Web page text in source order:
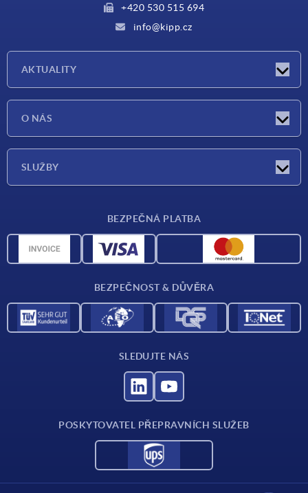
+420 530 515 694
info@kipp.cz
AKTUALITY
O NÁS
SLUŽBY
CAD data
BEZPEČNÁ PLATBA
BEZPEČNOST & DŮVĚRA
SLEDUJTE NÁS
POSKYTOVATEL PŘEPRAVNÍCH SLUŽEB